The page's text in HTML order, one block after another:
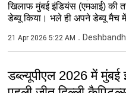
खिलाफ मुंबई इंडियंस (एमआई) की
डेब्यू किया। भले ही अपने डेब्यू मैच में
21 Apr 2026 5:22 AM
डब्ल्यूपीएल 2026 में मुंबई